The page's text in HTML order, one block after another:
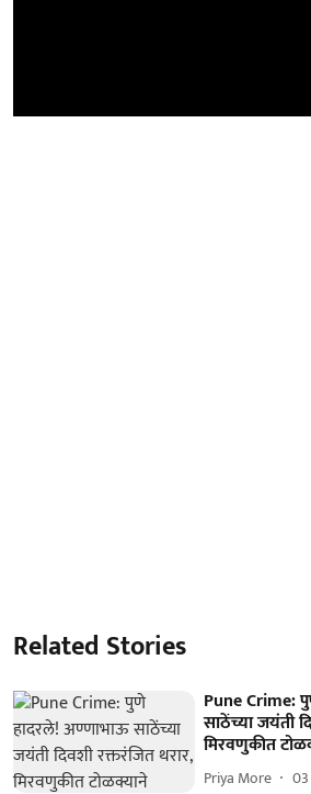
Related Stories
Pune Crime:
साठेंच्या जयंती
मिरवणुकीत
Priya More